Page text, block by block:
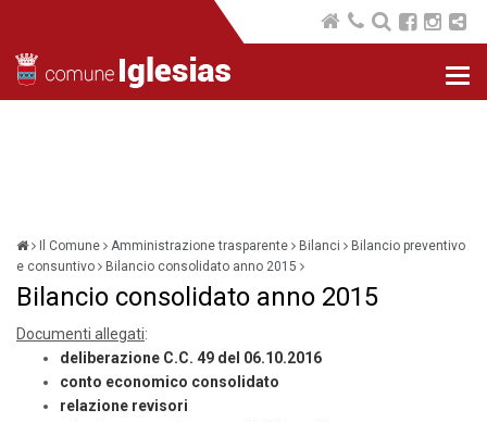
Il Comune Amministrazione trasparente Bilanci
Bilancio preventivo
e consuntivo
Bilancio consolidato anno 2015
Bilancio consolidato anno 2015
Documenti allegati:
deliberazione C.C. 49 del 06.10.2016
conto economico consolidato
relazione revisori